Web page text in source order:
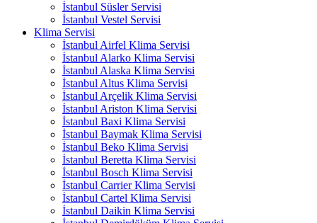
İstanbul Süsler Servisi
İstanbul Vestel Servisi
Klima Servisi
İstanbul Airfel Klima Servisi
İstanbul Alarko Klima Servisi
İstanbul Alaska Klima Servisi
İstanbul Altus Klima Servisi
İstanbul Arçelik Klima Servisi
İstanbul Ariston Klima Servisi
İstanbul Baxi Klima Servisi
İstanbul Baymak Klima Servisi
İstanbul Beko Klima Servisi
İstanbul Beretta Klima Servisi
İstanbul Bosch Klima Servisi
İstanbul Carrier Klima Servisi
İstanbul Cartel Klima Servisi
İstanbul Daikin Klima Servisi